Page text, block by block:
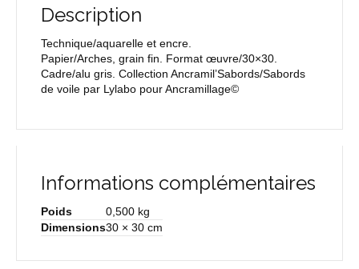
Description
Technique/aquarelle et encre.
Papier/Arches, grain fin. Format œuvre/30×30.
Cadre/alu gris. Collection Ancramil’Sabords/Sabords
de voile par Lylabo pour Ancramillage©
Informations complémentaires
Poids
0,500 kg
Dimensions30 × 30 cm